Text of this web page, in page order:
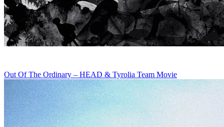
Out Of The Ordinary – HEAD & Tyrolia Team Movie